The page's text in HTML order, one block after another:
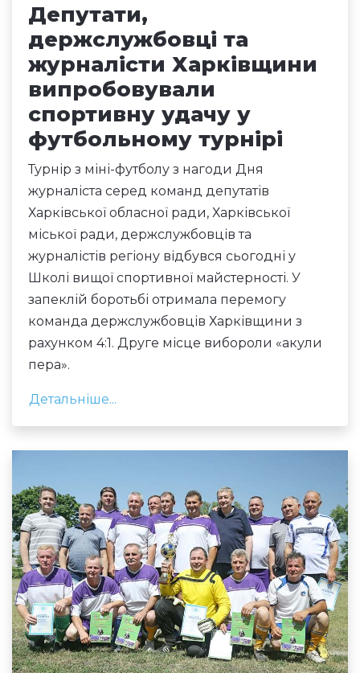
Депутати,
держслужбовці та
журналісти Харківщини
випробовували
спортивну удачу у
футбольному турнірі
Турнір з міні-футболу з нагоди Дня
журналіста серед команд депутатів
Харківської обласної ради, Харківської
міської ради, держслужбовців та
журналістів регіону відбувся сьогодні у
Школі вищої спортивної майстерності. У
запеклій боротьбі отримала перемогу
команда держслужбовців Харківщини з
рахунком 4:1. Друге місце вибороли «акули
пера».
Детальніше...